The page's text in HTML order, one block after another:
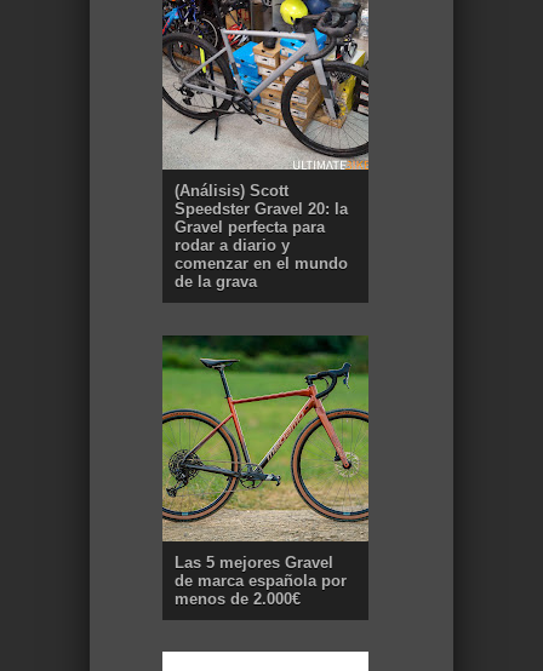
(Análisis) Scott
Speedster Gravel 20: la
Gravel perfecta para
rodar a diario y
comenzar en el mundo
de la grava
Las 5 mejores Gravel
de marca española por
menos de 2.000€